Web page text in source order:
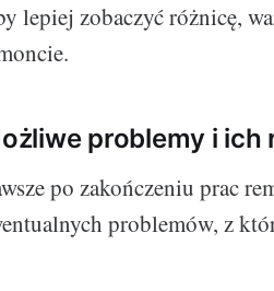
lepiej zobaczyć różnicę,
problemy i ich
po zakończeniu prac
problemów, z